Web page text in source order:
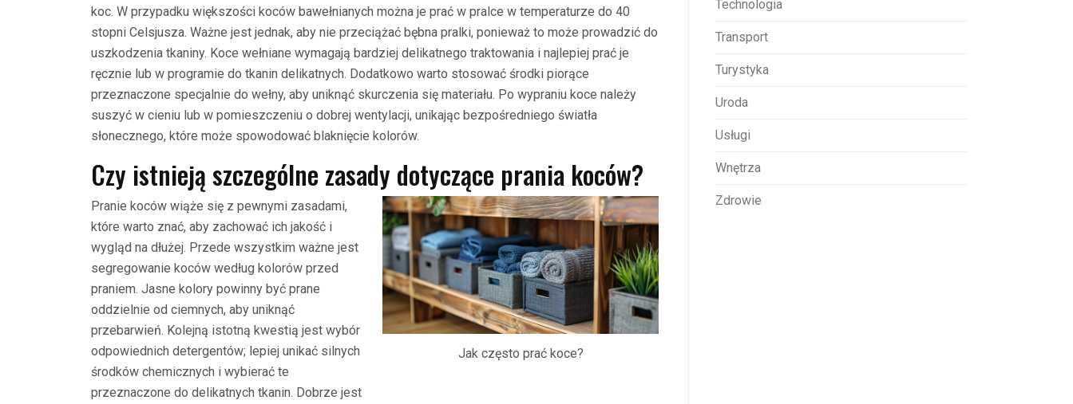
koc. W przypadku większości koców bawełnianych można je prać w pralce w temperaturze do 40
stopni Celsjusza. Ważne jest jednak, aby nie przeciążać bębna pralki, ponieważ to może prowadzić do
uszkodzenia tkaniny. Koce wełniane wymagają bardziej delikatnego traktowania i najlepiej prać je
ręcznie lub w programie do tkanin delikatnych. Dodatkowo warto stosować środki piorące
przeznaczone specjalnie do wełny, aby uniknąć skurczenia się materiału. Po wypraniu koce należy
suszyć w cieniu lub w pomieszczeniu o dobrej wentylacji, unikając bezpośredniego światła
słonecznego, które może spowodować blaknięcie kolorów.
Czy istnieją szczególne zasady dotyczące prania koców?
Jak często prać koce?
Pranie koców wiąże się z pewnymi zasadami,
które warto znać, aby zachować ich jakość i
wygląd na dłużej. Przede wszystkim ważne jest
segregowanie koców według kolorów przed
praniem. Jasne kolory powinny być prane
oddzielnie od ciemnych, aby uniknąć
przebarwień. Kolejną istotną kwestią jest wybór
odpowiednich detergentów; lepiej unikać silnych
środków chemicznych i wybierać te
przeznaczone do delikatnych tkanin. Dobrze jest
Technologia
Transport
Turystyka
Uroda
Usługi
Wnętrza
Zdrowie